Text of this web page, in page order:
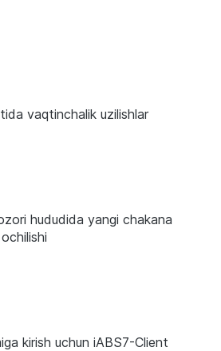
vaqtinchalik uzilishlar
hududida yangi chakana
kirish uchun iABS7-Client